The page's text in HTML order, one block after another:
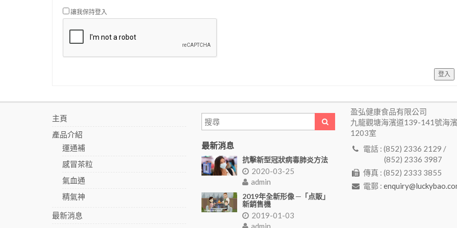
讓我保持登入
登入
主頁
產品介紹
運通補
感冒茶粒
氣血通
精氣神
最新消息
最新消息
抗擊新型冠狀病毒肺炎方法
2020-03-25
admin
2019年全新形像 ─「点販」
新銷售機
2019-01-03
admin
盈弘健康食品有限公司
九龍觀塘海濱道139-141號海
1203室
電話 : (852) 2336 2129 /
(852) 2336 3987
傳真 : (852) 2333 3855
電郵 :